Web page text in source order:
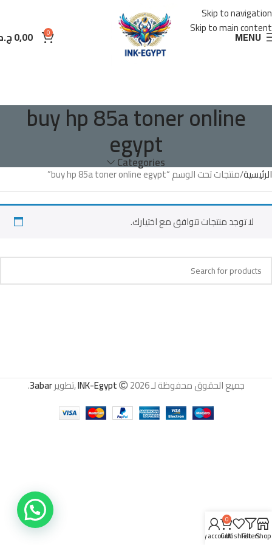
Skip to navigation
Skip to main content
MENU
0
0,00
buy hp 85a toner online
egypt
Categories
الرئيسية منتجات تحت الوسم “buy hp 85a toner online egypt”
لا توجد منتجات تتوافق مع اختيارك.
جميع الحقوق محفوظة لـ INK-Egypt 2026 ,تطوير 3abar
.
Shop
Filters
Wishlist
0
Cart
My account